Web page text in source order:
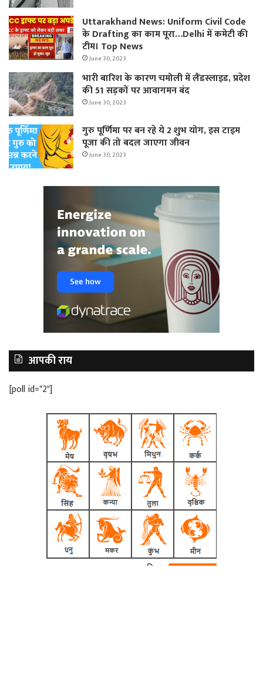
Uttarakhand News: Uniform Civil Code
के Drafting का काम पूरा…Delhi में कमेटी की
टीम। Top News
June 30, 2023
भारी बारिश के कारण चमोली में लैंडस्लाइड, प्रदेश
की 51 सड़कों पर आवागमन बंद
June 30, 2023
गुरु पूर्णिमा पर बन रहे ये 2 शुभ योग, इस टाइम
पूजा की तो बदल जाएगा जीवन
June 30, 2023
आपकी राय
[poll id="2"]